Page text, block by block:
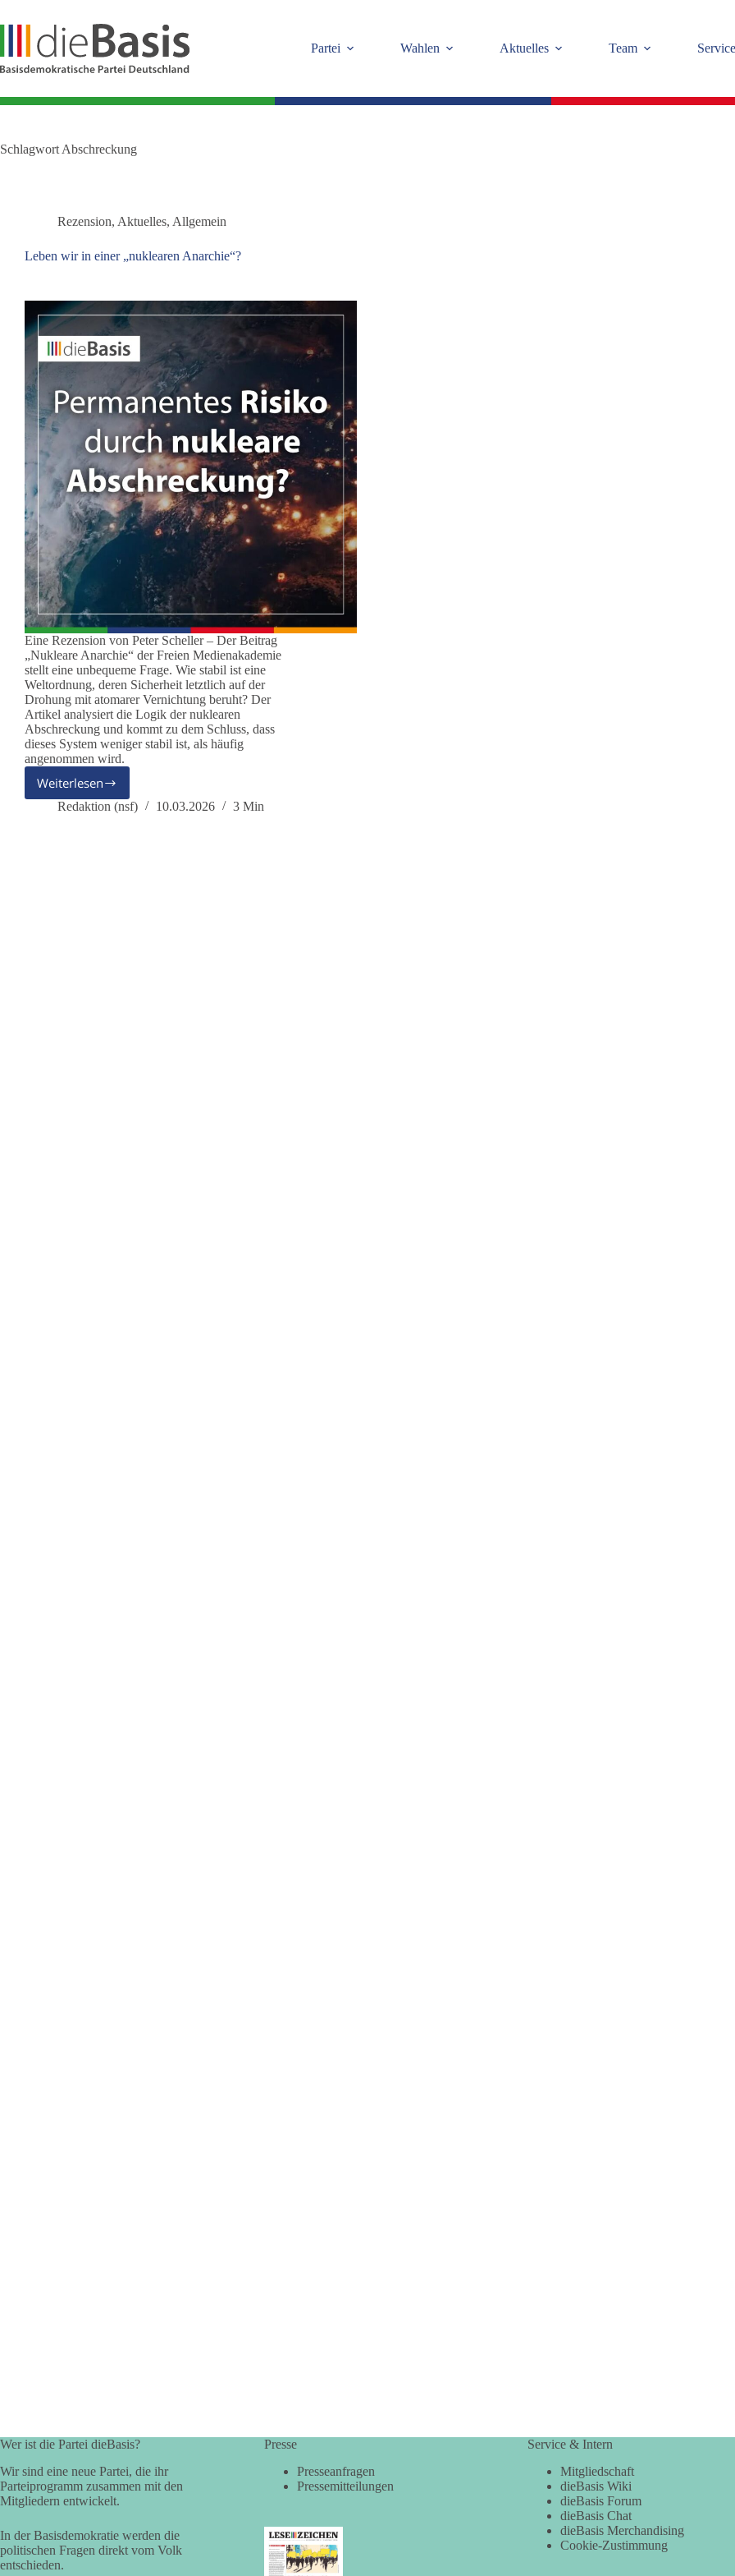
springen
Partei
Wahlen Aktuelles Team Service
Schlagwort Abschreckung
Rezension, Aktuelles, Allgemein
Leben wir in einer „nuklearen Anarchie“?
Eine Rezension von Peter Scheller – Der Beitrag
„Nukleare Anarchie“ der Freien Medienakademie
stellt eine unbequeme Frage. Wie stabil ist eine
Weltordnung, deren Sicherheit letztlich auf der
Drohung mit atomarer Vernichtung beruht? Der
Artikel analysiert die Logik der nuklearen
Abschreckung und kommt zu dem Schluss, dass
dieses System weniger stabil ist, als häufig
angenommen wird.
Weiterlesen
Leben
wir
Redaktion (nsf) 10.03.2026 3 Min
Wer ist die Partei dieBasis?
Wir sind eine neue Partei, die ihr
Parteiprogramm zusammen mit den
Mitgliedern entwickelt.
In der Basisdemokratie werden die
politischen Fragen direkt vom Volk
entschieden.
Presse
Presseanfragen
Pressemitteilungen
Service & Intern
Mitgliedschaft
dieBasis Wiki
dieBasis Forum
dieBasis Chat
dieBasis Merchandising
Cookie-Zustimmung